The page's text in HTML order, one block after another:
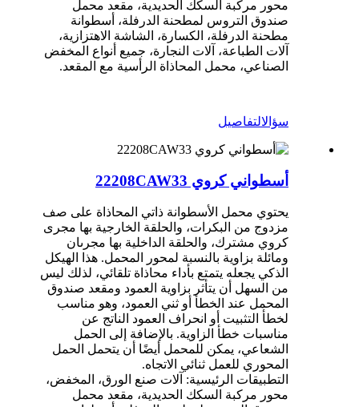
محور مركبة السكك الحديدية، مقعد محمل
صندوق التروس لمطحنة الدرفلة، أسطوانة
مطحنة الدرفلة، الكسارة، الشاشة الاهتزازية،
آلات الطباعة، آلات النجارة، جميع أنواع المخفض
الصناعي، محمل المحاذاة الرأسية مع المقعد.
سؤالالتفاصيل
أسطواني كروي 22208CAW33
يحتوي محمل الأسطوانة ذاتي المحاذاة على صف
مزدوج من البكرات، والحلقة الخارجية بها مجرى
كروي مشترك، والحلقة الداخلية بها مجرىان
ومائلة بزاوية بالنسبة لمحور المحمل. هذا الهيكل
الذكي يجعله يتمتع بأداء محاذاة تلقائي، لذلك ليس
من السهل أن يتأثر بزاوية العمود ومقعد صندوق
المحمل عند الخطأ أو ثني العمود، وهو مناسب
لخطأ التثبيت أو انحراف العمود الناتج عن
مناسبات خطأ الزاوية. بالإضافة إلى الحمل
الشعاعي، يمكن للمحمل أيضًا أن يتحمل الحمل
المحوري للعمل ثنائي الاتجاه.
التطبيقات الرئيسية: آلات صنع الورق، المخفض،
محور مركبة السكك الحديدية، مقعد محمل